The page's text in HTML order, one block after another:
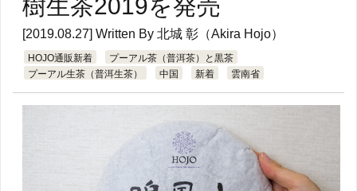
樹生茶2019を発売
[2019.08.27] Written By 北城 彰（Akira Hojo）
HOJO通販新着
プーアル茶（普洱茶）と黒茶
プーアル生茶（普洱生茶）
中国 新着 雲南省